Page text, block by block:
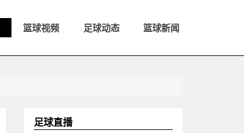
篮球视频 足球动态 篮球新闻
足球直播